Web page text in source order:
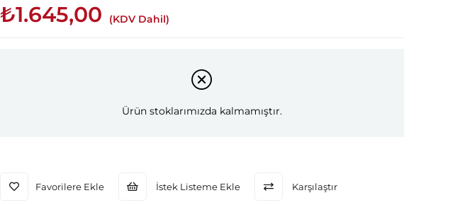
₺1.645,00 (KDV Dahil)
Ürün stoklarımızda kalmamıştır.
Favorilere Ekle İstek Listeme Ekle Karşılaştır